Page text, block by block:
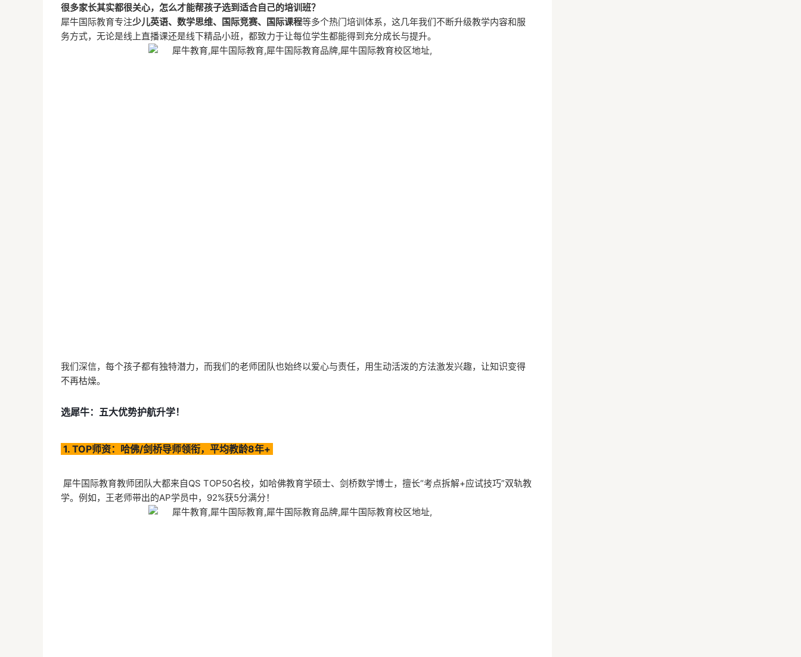
很多家长其实都很关心，怎么才能帮孩子选到适合自己的培训班？
犀牛国际教育专注少儿英语、数学思维、国际竞赛、国际课程等多个热门培训体系，这几年我们不断升级教学内容和服
务方式，无论是线上直播课还是线下精品小班，都致力于让每位学生都能得到充分成长与提升。
我们深信，每个孩子都有独特潜力，而我们的老师团队也始终以爱心与责任，用生动活泼的方法激发兴趣，让知识变得
不再枯燥。
选犀牛：五大优势护航升学！
1. TOP师资：哈佛/剑桥导师领衔，平均教龄8年+
犀牛国际教育教师团队大都来自QS TOP50名校，如哈佛教育学硕士、剑桥数学博士，擅长“考点拆解+应试技巧”双轨教
学。例如，王老师带出的AP学员中，92%获5分满分！